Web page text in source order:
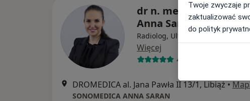
dr n. med. i n. o zdr.
Anna Saran
Radiolog, Ultrasonografista ·
Więcej
437 opinii
DROMEDICA al. Jana Pawła II 13/1, Libiąż •
SONOMEDICA ANNA SARAN
Twoje zwyczaje
zaktualizować
do polityk